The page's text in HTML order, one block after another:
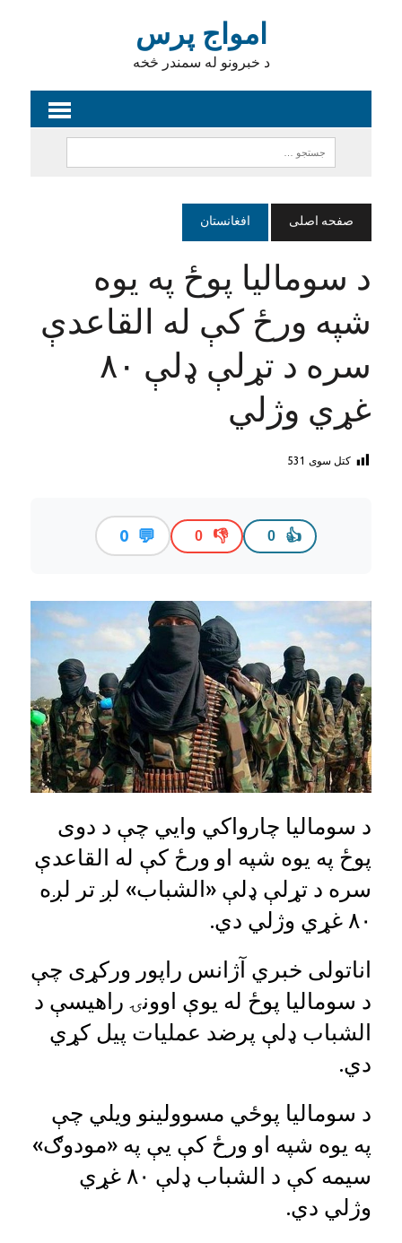
امواج پرس
د خبرونو له سمندر څخه
صفحه اصلی افغانستان
د سومالیا پوځ په یوه
شپه ورځ کې له القاعدې
سره د تړلې ډلې ۸۰
غړي وژلي
کتل سوی 531
👍
0
👎
0
💬
0
د سومالیا چارواکي وايي چې د دوی
پوځ په یوه شپه او ورځ کې له القاعدې
سره د تړلې ډلې «الشباب» لږ تر لږه
۸۰ غړي وژلي دي.
اناتولی خبري آژانس راپور ورکړی چې
د سومالیا پوځ له یوې اوونۍ راهیسې د
الشباب ډلې پرضد عملیات پیل کړي
دي.
د سومالیا پوځي مسوولینو ویلي چې
په یوه شپه او ورځ کې یې په «مودوګ»
سیمه کې د الشباب ډلې ۸۰ غړي
وژلي دي.